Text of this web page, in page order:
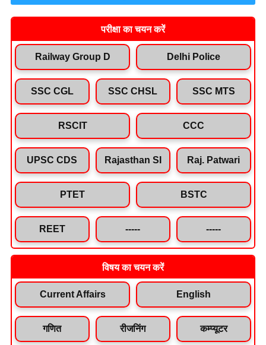
परीक्षा का चयन करें
Railway Group D Delhi Police
SSC CGL SSC CHSL SSC MTS
RSCIT CCC
UPSC CDS Rajasthan SI Raj. Patwari
PTET BSTC
REET ----- -----
विषय का चयन करें
Current Affairs English
गणित रीजनिंग कम्प्यूटर